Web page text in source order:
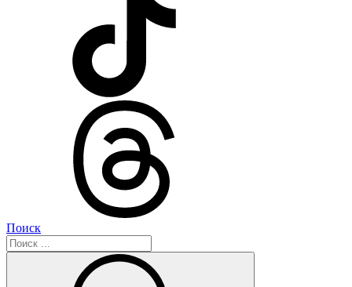
Поиск